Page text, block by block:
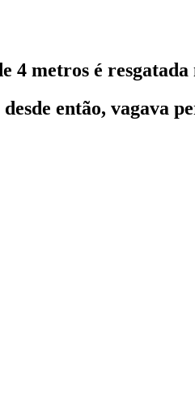
4 metros é resgatada
então, vagava